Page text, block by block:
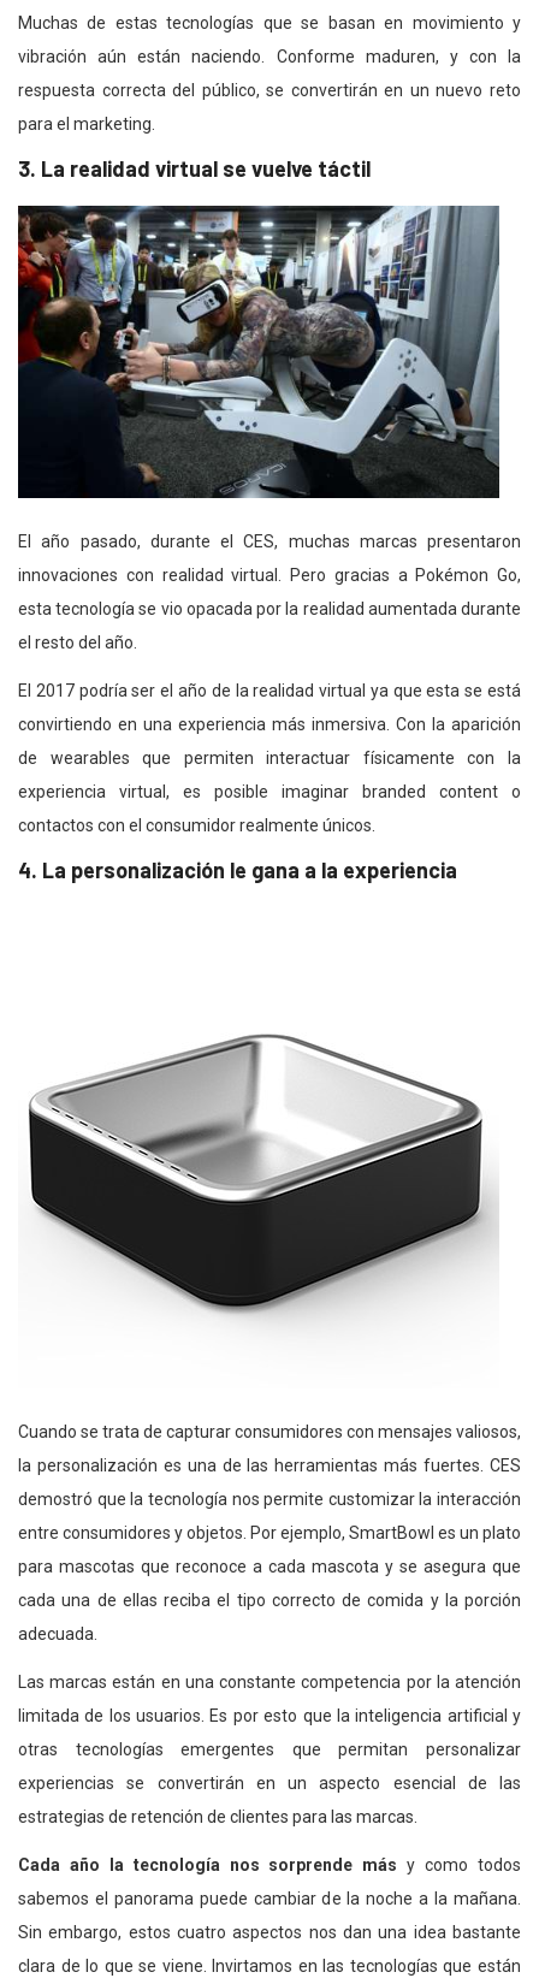
Muchas de estas tecnologías que se basan en movimiento y
vibración aún están naciendo. Conforme maduren, y con la
respuesta correcta del público, se convertirán en un nuevo reto
para el marketing.
3. La realidad virtual se vuelve táctil
El año pasado, durante el CES, muchas marcas presentaron
innovaciones con realidad virtual. Pero gracias a Pokémon Go,
esta tecnología se vio opacada por la realidad aumentada durante
el resto del año.
El 2017 podría ser el año de la realidad virtual ya que esta se está
convirtiendo en una experiencia más inmersiva. Con la aparición
de wearables que permiten interactuar físicamente con la
experiencia virtual, es posible imaginar branded content o
contactos con el consumidor realmente únicos.
4. La personalización le gana a la experiencia
Cuando se trata de capturar consumidores con mensajes valiosos,
la personalización es una de las herramientas más fuertes. CES
demostró que la tecnología nos permite customizar la interacción
entre consumidores y objetos. Por ejemplo, SmartBowl es un plato
para mascotas que reconoce a cada mascota y se asegura que
cada una de ellas reciba el tipo correcto de comida y la porción
adecuada.
Las marcas están en una constante competencia por la atención
limitada de los usuarios. Es por esto que la inteligencia artificial y
otras tecnologías emergentes que permitan personalizar
experiencias se convertirán en un aspecto esencial de las
estrategias de retención de clientes para las marcas.
Cada año la tecnología nos sorprende más y como todos
sabemos el panorama puede cambiar de la noche a la mañana.
Sin embargo, estos cuatro aspectos nos dan una idea bastante
clara de lo que se viene. Invirtamos en las tecnologías que están